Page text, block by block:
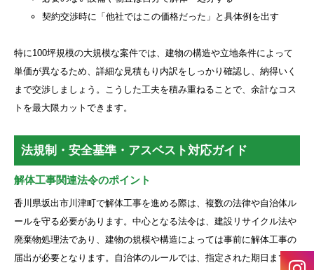
契約交渉時に「他社ではこの価格だった」と具体例を出す
特に100坪規模の大規模な案件では、建物の構造や立地条件によって
単価が異なるため、詳細な見積もり内訳をしっかり確認し、納得いく
まで交渉しましょう。こうした工夫を積み重ねることで、余計なコス
トを最大限カットできます。
法規制・安全基準・アスベスト対応ガイド
解体工事関連法令のポイント
香川県坂出市川津町で解体工事を進める際は、複数の法律や自治体ル
ールを守る必要があります。中心となる法令は、建設リサイクル法や
廃棄物処理法であり、建物の規模や構造によっては事前に解体工事の
届出が必要となります。自治体のルールでは、指定された期日までに